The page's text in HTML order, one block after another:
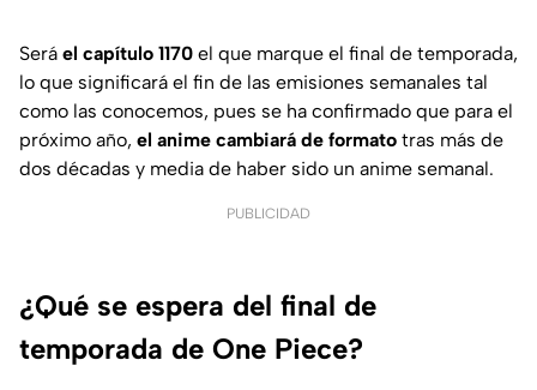
Será el capítulo 1170 el que marque el final de temporada,
lo que significará el fin de las emisiones semanales tal
como las conocemos, pues se ha confirmado que para el
próximo año, el anime cambiará de formato tras más de
dos décadas y media de haber sido un anime semanal.
PUBLICIDAD
¿Qué se espera del final de
temporada de One Piece?